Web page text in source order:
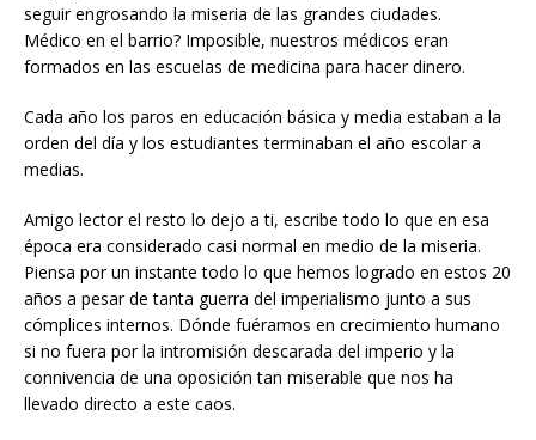
seguir engrosando la miseria de las grandes ciudades.
Médico en el barrio? Imposible, nuestros médicos eran
formados en las escuelas de medicina para hacer dinero.
Cada año los paros en educación básica y media estaban a la
orden del día y los estudiantes terminaban el año escolar a
medias.
Amigo lector el resto lo dejo a ti, escribe todo lo que en esa
época era considerado casi normal en medio de la miseria.
Piensa por un instante todo lo que hemos logrado en estos 20
años a pesar de tanta guerra del imperialismo junto a sus
cómplices internos. Dónde fuéramos en crecimiento humano
si no fuera por la intromisión descarada del imperio y la
connivencia de una oposición tan miserable que nos ha
llevado directo a este caos.